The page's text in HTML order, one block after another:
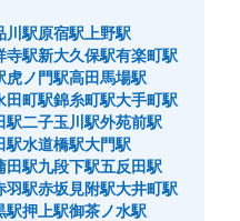
川駅原宿駅 上野駅
寺駅新大久保駅有楽町駅
虎ノ門駅高田馬場駅
田町駅錦糸町駅大手町駅
駅二子玉川駅外苑前駅
駅水道橋駅大門駅
田駅九段下駅五反田駅
羽駅赤坂見附駅大井町駅
駅押上駅御茶ノ水駅